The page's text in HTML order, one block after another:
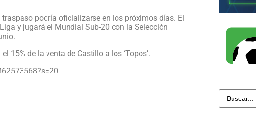
podría oficializarse en los próximos días. El
y jugará el Mundial Sub-20 con la Selección
15% de la venta de Castillo a los ‘Topos’.